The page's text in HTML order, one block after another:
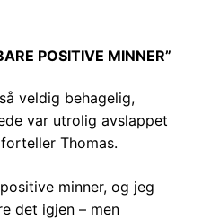
POSITIVE MINNER”
veldig behagelig,
var utrolig avslappet
Thomas.
minner, og jeg
det igjen – men